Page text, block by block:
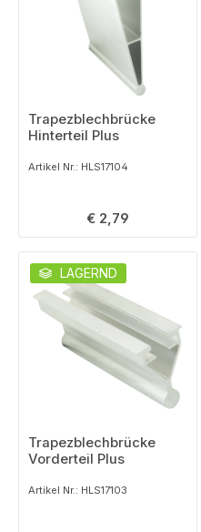
Trapezblechbrücke
Hinterteil Plus
Artikel Nr.: HLS17104
Regulärer Preis:
€ 2,79
LAGERND
Trapezblechbrücke
Vorderteil Plus
Artikel Nr.: HLS17103